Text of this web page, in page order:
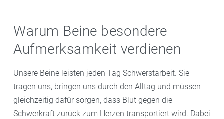
Warum Beine besondere
Aufmerksamkeit verdienen
Unsere Beine leisten jeden Tag Schwerstarbeit. Sie
tragen uns, bringen uns durch den Alltag und müssen
gleichzeitig dafür sorgen, dass Blut gegen die
Schwerkraft zurück zum Herzen transportiert wird. Dabei